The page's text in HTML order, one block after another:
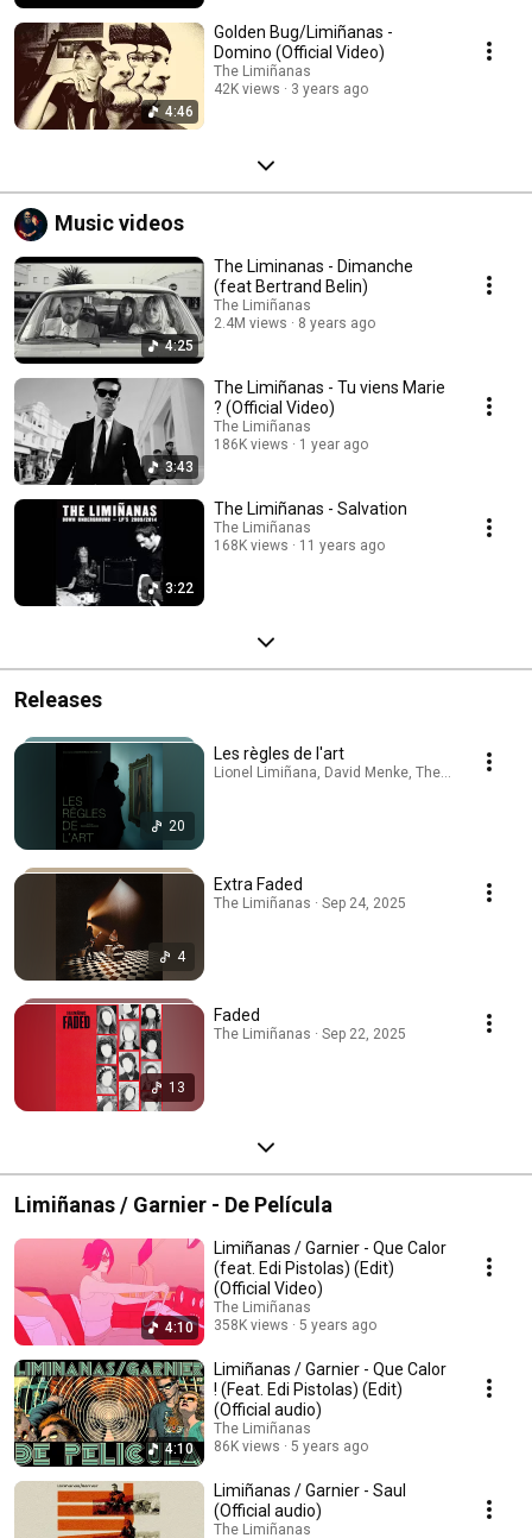
4:46
Golden Bug/Limiñanas -
Domino (Official Video)
The Limiñanas
42K views
3 years ago
Music videos
4:25
The Liminanas - Dimanche
(feat Bertrand Belin)
The Limiñanas
2.4M views
8 years ago
3:43
The Limiñanas - Tu viens Marie
? (Official Video)
The Limiñanas
186K views
1 year ago
3:22
The Limiñanas - Salvation
The Limiñanas
168K views
11 years ago
Releases
20
Les règles de l'art
Lionel Limiñana, David Menke, The Limiñanas ·
4
Extra Faded
The Limiñanas · Sep 24, 2025
13
Faded
The Limiñanas · Sep 22, 2025
Limiñanas / Garnier - De Película
4:10
Limiñanas / Garnier - Que Calor
(feat. Edi Pistolas) (Edit)
(Official Video)
The Limiñanas
358K views
5 years ago
4:10
Limiñanas / Garnier - Que Calor
! (Feat. Edi Pistolas) (Edit)
(Official audio)
The Limiñanas
86K views
5 years ago
Limiñanas / Garnier - Saul
(Official audio)
The Limiñanas